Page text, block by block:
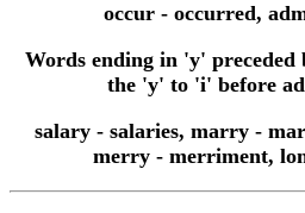
occur - occurred,
Words ending in 'y' preceded
the 'y' to 'i' before
salary - salaries, marry -
merry - merriment,